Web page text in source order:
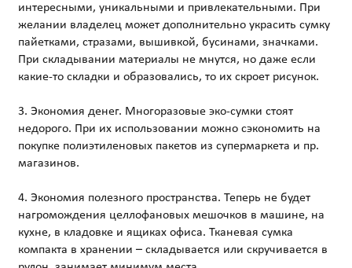
интересными, уникальными и привлекательными. При
желании владелец может дополнительно украсить сумку
пайетками, стразами, вышивкой, бусинами, значками.
При складывании материалы не мнутся, но даже если
какие-то складки и образовались, то их скроет рисунок.
3. Экономия денег. Многоразовые эко-сумки стоят
недорого. При их использовании можно сэкономить на
покупке полиэтиленовых пакетов из супермаркета и пр.
магазинов.
4. Экономия полезного пространства. Теперь не будет
нагромождения целлофановых мешочков в машине, на
кухне, в кладовке и ящиках офиса. Тканевая сумка
компакта в хранении – складывается или скручивается в